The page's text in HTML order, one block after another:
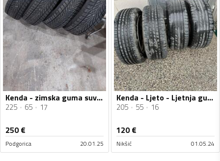
Kenda - zimska guma suv - Zimska guma
225 65 17
250€
Podgorica 20.01.25
Kenda - Ljeto - Ljetnja guma
205 55 16
120€
Nikšić 01.05.24